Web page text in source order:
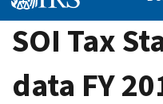
SOI Tax
data FY